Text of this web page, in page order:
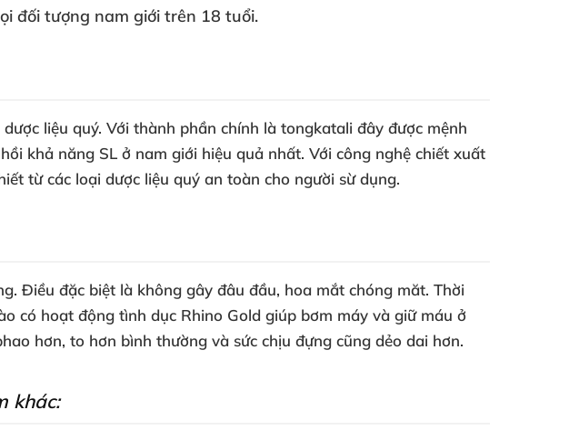
đối tượng nam giới trên 18 tuổi.
liệu quý. Với thành phần chính là tongkatali đây được mệnh
khả năng SL ở nam giới hiệu quả nhất. Với công nghệ chiết xuất
từ các loại dược liệu quý an toàn cho người sừ dụng.
Điều đặc biệt là không gây đâu đầu, hoa mắt chóng măt. Thời
có hoạt động tình dục Rhino Gold giúp bơm máy và giữ máu ở
hơn, to hơn bình thường và sức chịu đựng cũng dẻo dai hơn.
khác: